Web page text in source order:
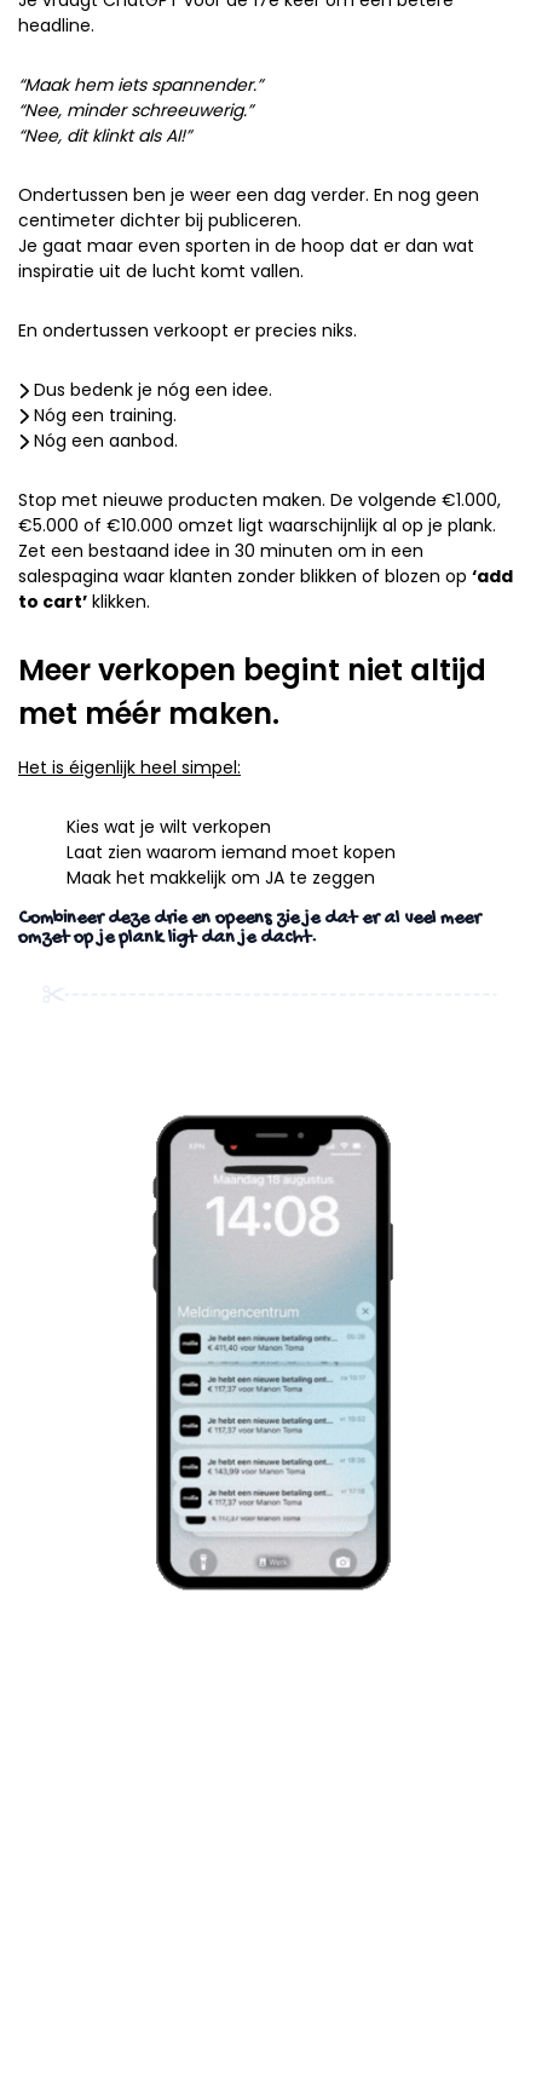
headline.
“Maak hem iets spannender.”
“Nee, minder schreeuwerig.”
“Nee, dit klinkt als AI!”
Ondertussen ben je weer een dag verder. En nog geen
centimeter dichter bij publiceren.
Je gaat maar even sporten in de hoop dat er dan wat
inspiratie uit de lucht komt vallen.
En ondertussen verkoopt er precies niks.
Dus bedenk je nóg een idee.
Nóg een training.
Nóg een aanbod.
Stop met nieuwe producten maken. De volgende €1.000,
€5.000 of €10.000 omzet ligt waarschijnlijk al op je plank.
Zet een bestaand idee in 30 minuten om in een
salespagina waar klanten zonder blikken of blozen op ‘add
to cart’ klikken.
Meer verkopen begint niet altijd
met méér maken.
Het is éigenlijk heel simpel:
Kies wat je wilt verkopen
Laat zien waarom iemand moet kopen
Maak het makkelijk om JA te zeggen
Combineer deze drie en opeens zie je dat er al veel meer
omzet op je plank ligt dan je dacht.